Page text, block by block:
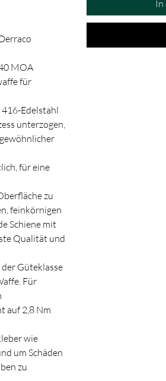
MOA
für
Edelstahl
unterzogen,
für eine
zu
feinkörnigen
Schiene mit
Qualität und
Güteklasse
Für
auf 2,8 Nm
wie
um Schäden
zu